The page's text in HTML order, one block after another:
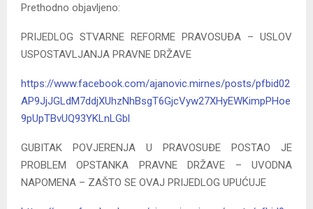
Prethodno objavljeno:
PRIJEDLOG STVARNE REFORME PRAVOSUĐA – USLOV
USPOSTAVLJANJA PRAVNE DRŽAVE
https://www.facebook.com/ajanovic.mirnes/posts/pfbid02
AP9JjJGLdM7ddjXUhzNhBsgT6GjcVyw27XHyEWKimpPHoe
9pUpTBvUQ93YKLnLGbl
GUBITAK POVJERENJA U PRAVOSUĐE POSTAO JE
PROBLEM OPSTANKA PRAVNE DRŽAVE – UVODNA
NAPOMENA – ZAŠTO SE OVAJ PRIJEDLOG UPUĆUJE